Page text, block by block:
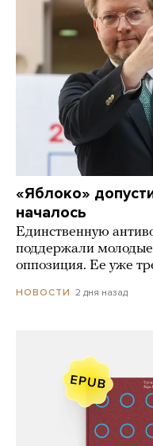
«Яблоко»
началось
Единственную
поддержали
оппозиция. Ее уже
НОВОСТИ 2 дня назад